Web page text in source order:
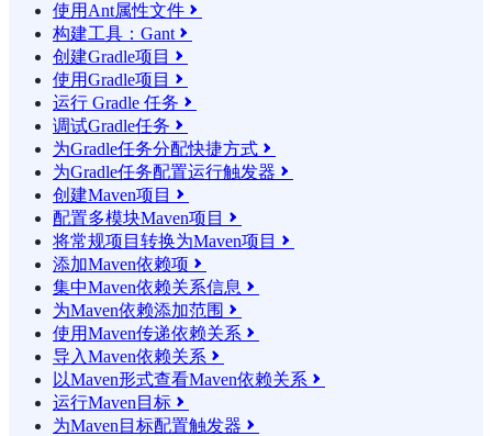
使用Ant属性文件 
构建工具：Gant 
创建Gradle项目 
使用Gradle项目 
运行 Gradle 任务 
调试Gradle任务 
为Gradle任务分配快捷方式 
为Gradle任务配置运行触发器 
创建Maven项目 
配置多模块Maven项目 
将常规项目转换为Maven项目 
添加Maven依赖项 
集中Maven依赖关系信息 
为Maven依赖添加范围 
使用Maven传递依赖关系 
导入Maven依赖关系 
以Maven形式查看Maven依赖关系 
运行Maven目标 
为Maven目标配置触发器 